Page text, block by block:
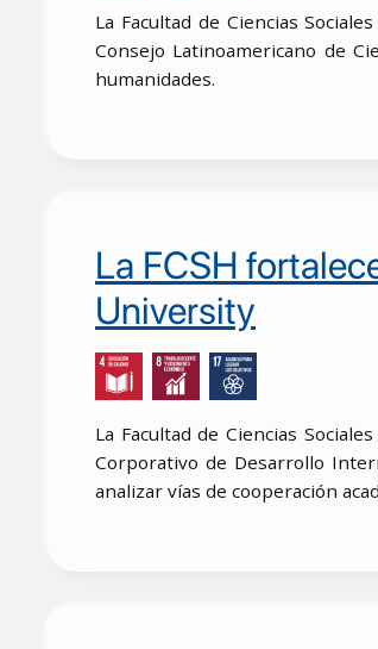
La Facultad de Ciencias
Consejo Latinoamericano de
humanidades.
La FCSH
University
La Facultad de Ciencias
Corporativo de Desarrollo
analizar vías de cooperación